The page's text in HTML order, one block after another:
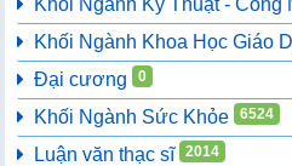
Khối Ngành Kỹ Thuật - Công
Khối Ngành Khoa Học Giáo
Đại cương 0
Khối Ngành Sức Khỏe 6524
Luận văn thạc sĩ 2014